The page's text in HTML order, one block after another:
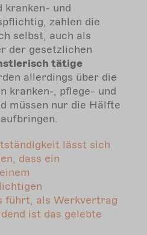
kranken- und
zahlen die
selbst, auch als
der gesetzlichen
tätige
allerdings über die
kranken-, pflege- und
müssen nur die Hälfte
lässt sich
dass ein
führt, als Werkvertrag
ist das gelebte